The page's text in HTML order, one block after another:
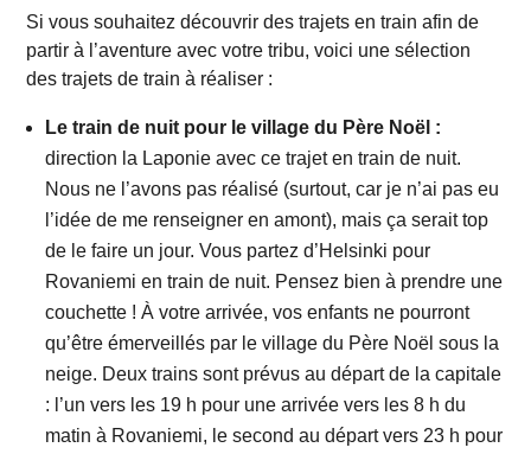
Si vous souhaitez découvrir des trajets en train afin de
partir à l’aventure avec votre tribu, voici une sélection
des trajets de train à réaliser :
Le train de nuit pour le village du Père Noël :
direction la Laponie avec ce trajet en train de nuit.
Nous ne l’avons pas réalisé (surtout, car je n’ai pas eu
l’idée de me renseigner en amont), mais ça serait top
de le faire un jour. Vous partez d’Helsinki pour
Rovaniemi en train de nuit. Pensez bien à prendre une
couchette ! À votre arrivée, vos enfants ne pourront
qu’être émerveillés par le village du Père Noël sous la
neige. Deux trains sont prévus au départ de la capitale
: l’un vers les 19 h pour une arrivée vers les 8 h du
matin à Rovaniemi, le second au départ vers 23 h pour